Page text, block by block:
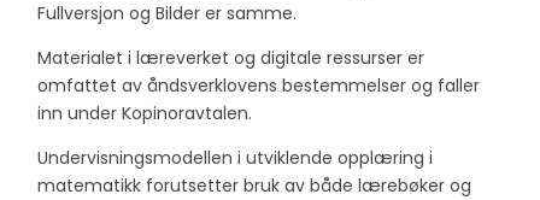
Fullversjon og Bilder er samme.
Materialet i læreverket og digitale ressurser er
omfattet av åndsverklovens bestemmelser og faller
inn under Kopinoravtalen.
Undervisningsmodellen i utviklende opplæring i
matematikk forutsetter bruk av både lærebøker og